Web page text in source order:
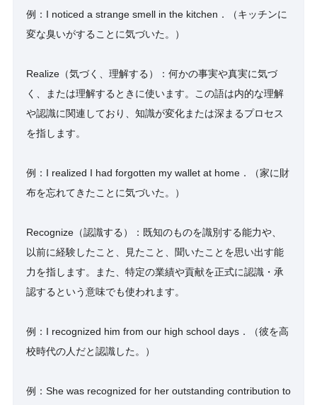
例：I noticed a strange smell in the kitchen．（キッチンに
変な臭いがすることに気づいた。）
Realize（気づく、理解する）：何かの事実や真実に気づ
く、または理解するときに使います。この語は内的な理解
や認識に関連しており、知識が変化または深まるプロセス
を指します。
例：I realized I had forgotten my wallet at home．（家に財
布を忘れてきたことに気づいた。）
Recognize（認識する）：既知のものを識別する能力や、
以前に経験したこと、見たこと、聞いたことを思い出す能
力を指します。また、特定の業績や貢献を正式に認識・承
認するという意味でも使われます。
例：I recognized him from our high school days．（彼を高
校時代の人だと認識した。）
例：She was recognized for her outstanding contribution to